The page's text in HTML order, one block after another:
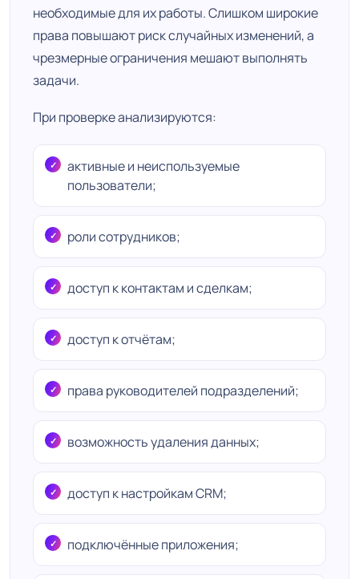
необходимые для их работы. Слишком широкие
права повышают риск случайных изменений, а
чрезмерные ограничения мешают выполнять
задачи.
При проверке анализируются:
активные и неиспользуемые
пользователи;
роли сотрудников;
доступ к контактам и сделкам;
доступ к отчётам;
права руководителей подразделений;
возможность удаления данных;
доступ к настройкам CRM;
подключённые приложения;